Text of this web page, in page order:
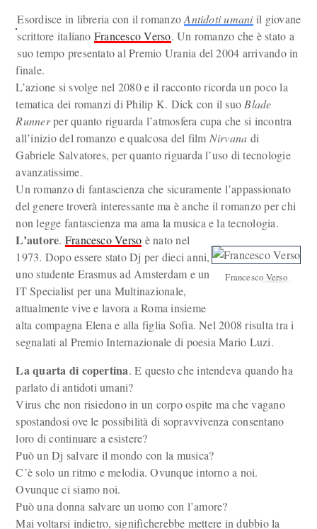
Esordisce in libreria con il romanzoAntidoti umaniil giovane
scrittore italiano Francesco Verso. Un romanzo che è stato a
suo tempo presentato al Premio Urania del 2004 arrivando in
finale.
L’azione si svolge nel 2080 e il racconto ricorda un poco la
tematica dei romanzi di Philip K. Dick con il suo Blade
Runnerper quanto riguarda l’atmosfera cupa che si incontra
all’inizio del romanzo e qualcosa del film Nirvana di
Gabriele Salvatores, per quanto riguarda l’uso di tecnologie
avanzatissime.
Un romanzo di fantascienza che sicuramente l’appassionato
del genere troverà interessante ma è anche il romanzo per chi
non legge fantascienza ma ama la musica e la tecnologia.
Francesco Verso
L’autore. Francesco Verso è nato nel
1973. Dopo essere stato Dj per dieci anni,
uno studente Erasmus ad Amsterdam e un
IT Specialist per una Multinazionale,
attualmente vive e lavora a Roma insieme
alta compagna Elena e alla figlia Sofia. Nel 2008 risulta tra i
segnalati al Premio Internazionale di poesia Mario Luzi.
La quarta di copertina. E questo che intendeva quando ha
parlato di antidoti umani?
Virus che non risiedono in un corpo ospite ma che vagano
spostandosi ove le possibilità di sopravvivenza consentano
loro di continuare a esistere?
Può un Dj salvare il mondo con la musica?
C’è solo un ritmo e melodia. Ovunque intorno a noi.
Ovunque ci siamo noi.
Può una donna salvare un uomo con l’amore?
Mai voltarsi indietro, significherebbe mettere in dubbio la